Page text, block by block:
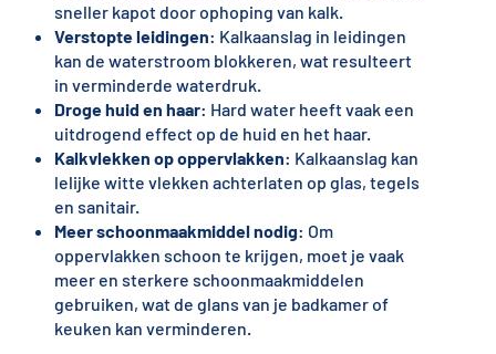
sneller kapot door ophoping van kalk.
Verstopte leidingen: Kalkaanslag in leidingen
kan de waterstroom blokkeren, wat resulteert
in verminderde waterdruk.
Droge huid en haar: Hard water heeft vaak een
uitdrogend effect op de huid en het haar.
Kalkvlekken op oppervlakken: Kalkaanslag kan
lelijke witte vlekken achterlaten op glas, tegels
en sanitair.
Meer schoonmaakmiddel nodig: Om
oppervlakken schoon te krijgen, moet je vaak
meer en sterkere schoonmaakmiddelen
gebruiken, wat de glans van je badkamer of
keuken kan verminderen.